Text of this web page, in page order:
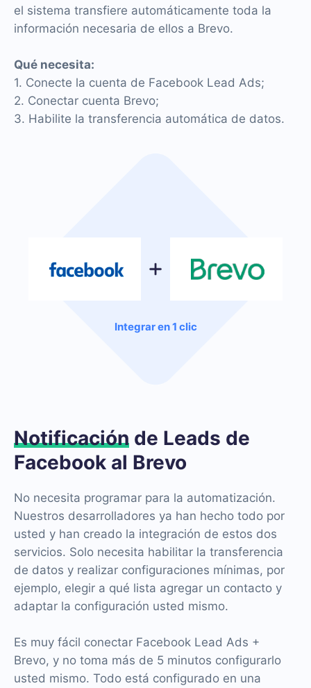
Integrar en 1 clic
el sistema transfiere automáticamente toda la
información necesaria de ellos a Brevo.
Qué necesita:
1. Conecte la cuenta de Facebook Lead Ads;
2. Conectar cuenta Brevo;
3. Habilite la transferencia automática de datos.
Notificación de Leads de
Facebook al Brevo
No necesita programar para la automatización.
Nuestros desarrolladores ya han hecho todo por
usted y han creado la integración de estos dos
servicios. Solo necesita habilitar la transferencia
de datos y realizar configuraciones mínimas, por
ejemplo, elegir a qué lista agregar un contacto y
adaptar la configuración usted mismo.
Es muy fácil conectar Facebook Lead Ads +
Brevo, y no toma más de 5 minutos configurarlo
usted mismo. Todo está configurado en una